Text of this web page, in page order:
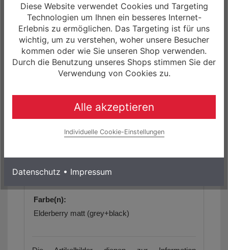
Ständer:
Hebie 28" adjustable
Gewicht:
ca. 21,80 kg (in Gr. M)
Geometriedaten:
(29) M/43cm, L/48cm, XL/53cm
Farbe(n):
Elderberry matt (grey+black)
Diese Website verwendet Cookies und Targeting
Technologien um Ihnen ein besseres Internet-
Erlebnis zu ermöglichen. Das Targeting ist für uns
wichtig, um zu verstehen, woher unsere Besucher
kommen oder wie Sie unseren Shop verwenden.
Durch die Benutzung unseres Shops stimmen Sie der
Verwendung von Cookies zu.
Alle akzeptieren
Individuelle Cookie-Einstellungen
Datenschutz • Impressum